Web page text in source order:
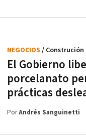
El Gobierno
porcelanato
prácticas
NEGOCIOS / Construción
PorAndrés Sanguinetti